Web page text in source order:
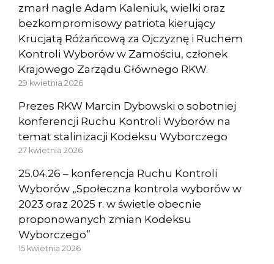
zmarł nagle Adam Kaleniuk, wielki oraz
bezkompromisowy patriota kierujący
Krucjatą Różańcową za Ojczyznę i Ruchem
Kontroli Wyborów w Zamościu, członek
Krajowego Zarządu Głównego RKW.
29 kwietnia 2026
Prezes RKW Marcin Dybowski o sobotniej
konferencji Ruchu Kontroli Wyborów na
temat stalinizacji Kodeksu Wyborczego
27 kwietnia 2026
25.04.26 – konferencja Ruchu Kontroli
Wyborów „Społeczna kontrola wyborów w
2023 oraz 2025 r. w świetle obecnie
proponowanych zmian Kodeksu
Wyborczego”
15 kwietnia 2026